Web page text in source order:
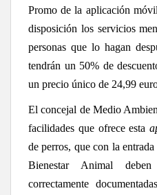
Promo de la aplicación móvil
disposición los servicios
personas que lo hagan
tendrán un 50% de
un precio único de 24,99
El concejal de Medio
facilidades que ofrece esta
de perros, que con la
Bienestar Animal
correctamente